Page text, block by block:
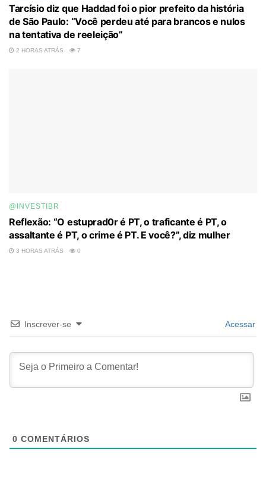
Tarcísio diz que Haddad foi o pior prefeito da história
de São Paulo: “Você perdeu até para brancos e nulos
na tentativa de reeleição”
2 HORAS ATRÁS 7
@INVESTIBR
Reflexão: “O estuprad0r é PT, o traficante é PT, o
assaltante é PT, o crime é PT. E você?”, diz mulher
3 HORAS ATRÁS 0
Inscrever-se Acessar
0 COMENTÁRIOS